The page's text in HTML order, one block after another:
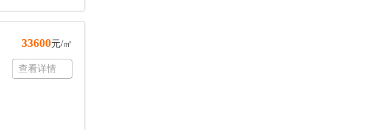
33600元/㎡
查看详情